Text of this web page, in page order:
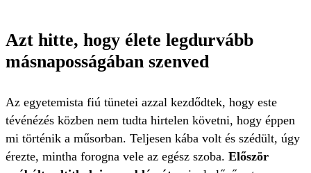
Azt hitte, hogy élete legdurvább
másnaposságában szenved
Az egyetemista fiú tünetei azzal kezdődtek, hogy este
tévénézés közben nem tudta hirtelen követni, hogy éppen
mi történik a műsorban. Teljesen kába volt és szédült, úgy
érezte, mintha forogna vele az egész szoba. Először